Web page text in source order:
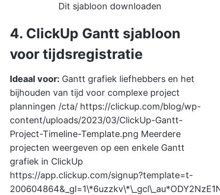
Dit sjabloon downloaden
4. ClickUp Gantt sjabloon
voor tijdsregistratie
Ideaal voor: Gantt grafiek liefhebbers en het
bijhouden van tijd voor complexe project
planningen /cta/ https://clickup.com/blog/wp-
content/uploads/2023/03/ClickUp-Gantt-
Project-Timeline-Template.png Meerdere
projecten weergeven op een enkele Gantt
grafiek in ClickUp
https://app.clickup.com/signup?template=t-